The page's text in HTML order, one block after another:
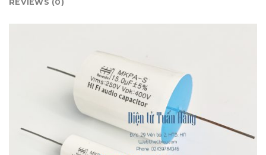
REVIEWS (0)